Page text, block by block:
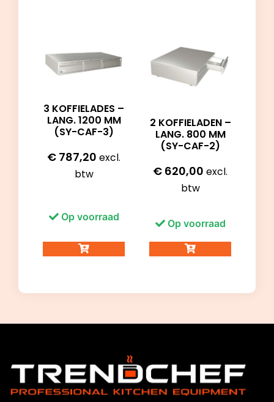
3 KOFFIELADES –
LANG. 1200 MM
(SY-CAF-3)
€ 787,20 excl.
btw
Op voorraad
2 KOFFIELADEN –
LANG. 800 MM
(SY-CAF-2)
€ 620,00 excl.
btw
Op voorraad